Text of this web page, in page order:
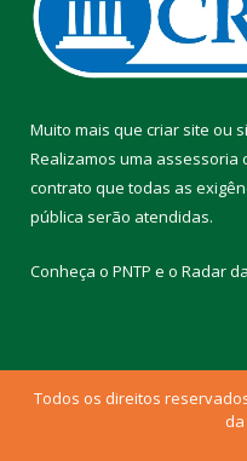
Muito mais que criar site ou
Realizamos uma assessoria
contrato que todas as
pública serão atendidas.
Conheça o PNTP e o Radar
Todos os direitos
da